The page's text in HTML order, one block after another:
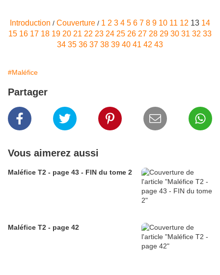
Introduction / Couverture / 1 2 3 4 5 6 7 8 9 10 11 12 13 14
15 16 17 18 19 20 21 22 23 24 25 26 27 28 29 30 31 32 33
34 35 36 37 38 39 40 41 42 43
#Maléfice
Partager
Vous aimerez aussi
Maléfice T2 - page 43 - FIN du tome 2
Maléfice T2 - page 42